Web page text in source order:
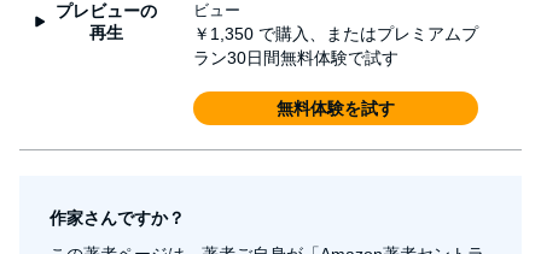
プレビューの
再生
ビュー
￥1,350 で購入、またはプレミアムプ
ラン30日間無料体験で試す
無料体験を試す
作家さんですか？